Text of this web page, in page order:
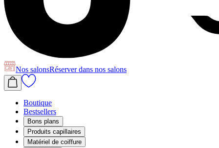
Nos salonsRéserverdans nos salons
Boutique
Bestsellers
Bons plans
Produits capillaires
Matériel de coiffure